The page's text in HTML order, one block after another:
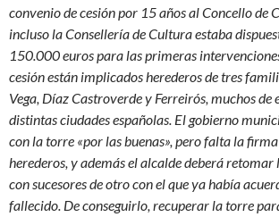
convenio de cesión por 15 años al Concello de
incluso la Consellería de Cultura estaba
150.000 euros para las primeras
cesión están implicados herederos de tres
Vega, Díaz Castroverde y Ferreirós, muchos de
distintas ciudades españolas. El gobierno
con la torre «por las buenas», pero falta la
herederos, y además el alcalde deberá retomar
con sucesores de otro con el que ya había
fallecido. De conseguirlo, recuperar la torre